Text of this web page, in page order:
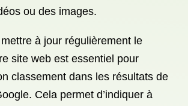
ou des images.
à jour régulièrement le
site web est essentiel pour
classement dans les résultats de
Cela permet d’indiquer à